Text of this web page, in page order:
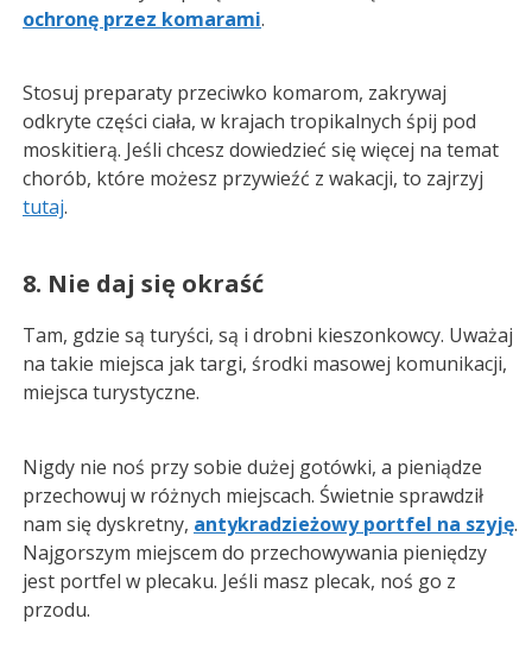
ochronę przez komarami.
Stosuj preparaty przeciwko komarom, zakrywaj
odkryte części ciała, w krajach tropikalnych śpij pod
moskitierą. Jeśli chcesz dowiedzieć się więcej na temat
chorób, które możesz przywieźć z wakacji, to zajrzyj
tutaj.
8. Nie daj się okraść
Tam, gdzie są turyści, są i drobni kieszonkowcy. Uważaj
na takie miejsca jak targi, środki masowej komunikacji,
miejsca turystyczne.
Nigdy nie noś przy sobie dużej gotówki, a pieniądze
przechowuj w różnych miejscach. Świetnie sprawdził
nam się dyskretny, antykradzieżowy portfel na szyję.
Najgorszym miejscem do przechowywania pieniędzy
jest portfel w plecaku. Jeśli masz plecak, noś go z
przodu.